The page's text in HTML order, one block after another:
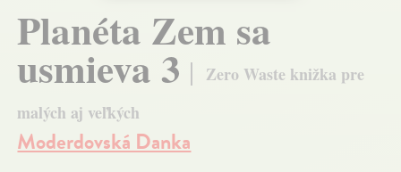
Planéta Zem sa
usmieva 3
Zero Waste knižka pre
malých aj veľkých
Moderdovská Danka